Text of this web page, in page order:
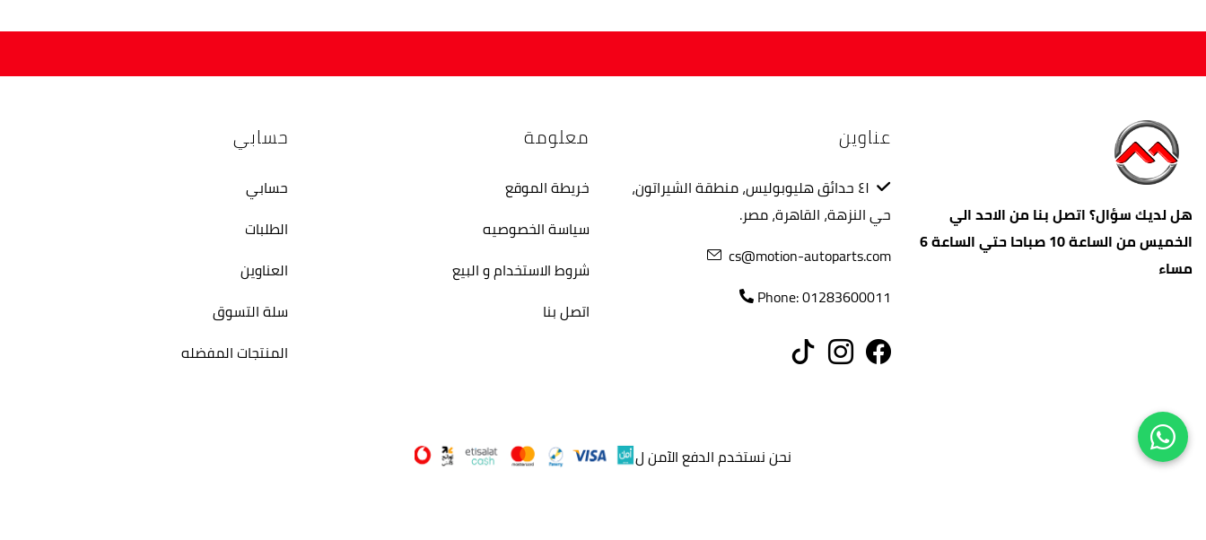
هل لديك سؤال؟ اتصل بنا من الاحد الي
الخميس من الساعة 10 صباحا حتي الساعة 6
مساء
عناوين
٤١ حدائق هليوبوليس، منطقة الشيراتون،
حي النزهة، القاهرة، مصر.
cs@motion-autoparts.com
Phone:01283600011
معلومة
خريطة الموقع
سياسة الخصوصيه
شروط الاستخدام و البيع
اتصل بنا
حسابي
حسابي
الطلبات
العناوين
سلة التسوق
المنتجات المفضله
نحن نستخدم الدفع الآمن ل